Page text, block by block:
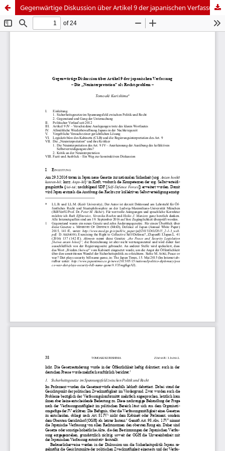
Gegenwärtige Diskussion über Artikel 9 der japanischen Verfassung – Die „Neuinterpretation“ als Rechtsproblem